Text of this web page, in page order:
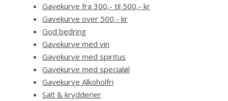
Gavekurve fra 300,- til 500,- kr
Gavekurve over 500,- kr
God bedring
Gavekurve med vin
Gavekurve med spiritus
Gavekurve med specialøl
Gavekurve Alkoholfri
Salt & krydderier